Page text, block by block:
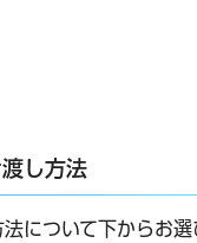
し方法
について下からお選